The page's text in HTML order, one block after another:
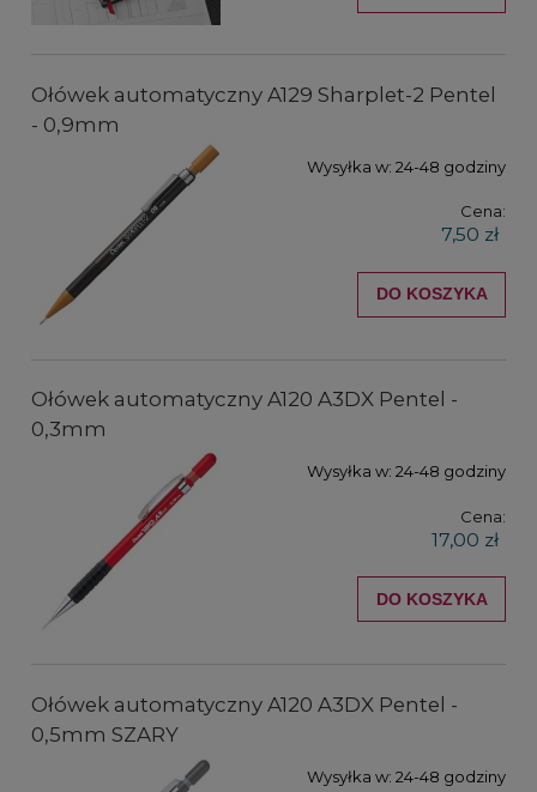
Ołówek automatyczny A129 Sharplet-2 Pentel
- 0,9mm
Wysyłka w: 24-48 godziny
Cena:
7,50 zł
DO KOSZYKA
Ołówek automatyczny A120 A3DX Pentel -
0,3mm
Wysyłka w: 24-48 godziny
Cena:
17,00 zł
DO KOSZYKA
Ołówek automatyczny A120 A3DX Pentel -
0,5mm SZARY
Wysyłka w: 24-48 godziny